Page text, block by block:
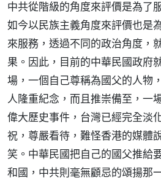
中共從階級的角度來評價是為了
如今以民族主義角度來評價也是
來服務，透過不同的政治角度，
果。因此，目前的中華民國政府
場，一個自己尊稱為國父的人物
人隆重紀念，而且推崇備至，一
偉大歷史事件，台灣已經完全淡
祝，尊嚴看待，難怪香港的媒體
笑。中華民國把自己的國父推給
和國，中共則毫無顧忌的頌揚那